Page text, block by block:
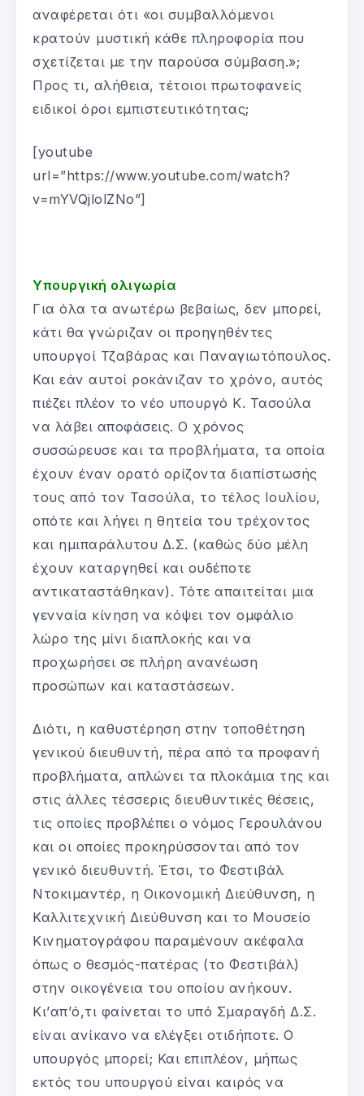
αναφέρεται ότι «οι συμβαλλόμενοι
κρατούν μυστική κάθε πληροφορία που
σχετίζεται με την παρούσα σύμβαση.»;
Προς τι, αλήθεια, τέτοιοι πρωτοφανείς
ειδικοί όροι εμπιστευτικότητας;
[youtube
url=”https://www.youtube.com/watch?
v=mYVQjlolZNo”]
Υπουργική ολιγωρία
Για όλα τα ανωτέρω βεβαίως, δεν μπορεί,
κάτι θα γνώριζαν οι προηγηθέντες
υπουργοί Τζαβάρας και Παναγιωτόπουλος.
Και εάν αυτοί ροκάνιζαν το χρόνο, αυτός
πιέζει πλέον το νέο υπουργό Κ. Τασούλα
να λάβει αποφάσεις. Ο χρόνος
συσσώρευσε και τα προβλήματα, τα οποία
έχουν έναν ορατό ορίζοντα διαπίστωσής
τους από τον Τασούλα, το τέλος Ιουλίου,
οπότε και λήγει η θητεία του τρέχοντος
και ημιπαράλυτου Δ.Σ. (καθώς δύο μέλη
έχουν καταργηθεί και ουδέποτε
αντικαταστάθηκαν). Τότε απαιτείται μια
γενναία κίνηση να κόψει τον ομφάλιο
λώρο της μίνι διαπλοκής και να
προχωρήσει σε πλήρη ανανέωση
προσώπων και καταστάσεων.
Διότι, η καθυστέρηση στην τοποθέτηση
γενικού διευθυντή, πέρα από τα προφανή
προβλήματα, απλώνει τα πλοκάμια της και
στις άλλες τέσσερις διευθυντικές θέσεις,
τις οποίες προβλέπει ο νόμος Γερουλάνου
και οι οποίες προκηρύσσονται από τον
γενικό διευθυντή. Έτσι, το Φεστιβάλ
Ντοκιμαντέρ, η Οικονομική Διεύθυνση, η
Καλλιτεχνική Διεύθυνση και το Μουσείο
Κινηματογράφου παραμένουν ακέφαλα
όπως ο θεσμός-πατέρας (το Φεστιβάλ)
στην οικογένεια του οποίου ανήκουν.
Κι’απ’ό,τι φαίνεται το υπό Σμαραγδή Δ.Σ.
είναι ανίκανο να ελέγξει οτιδήποτε. Ο
υπουργός μπορεί; Και επιπλέον, μήπως
εκτός του υπουργού είναι καιρός να